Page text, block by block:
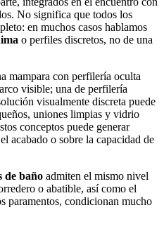
No significa que todos los
en muchos casos hablamos
o perfiles discretos, no de una
mampara con perfilería oculta
visible; una de perfilería
visualmente discreta puede
uniones limpias y vidrio
conceptos puede generar
acabado o sobre la capacidad de
de baño admiten el mismo nivel
o abatible, así como el
paramentos, condicionan mucho